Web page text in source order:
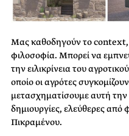
Μας καθοδηγούν το context,
φιλοσοφία. Μπορεί να
την ειλικρίνεια του
οποίο οι αγρότες
μετασχηματίσουμε αυτή την
δημιουργίες, ελεύθερες
Πικραμένου.